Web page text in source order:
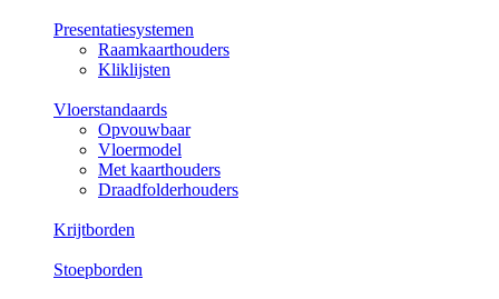
Presentatiesystemen
Raamkaarthouders
Kliklijsten
Vloerstandaards
Opvouwbaar
Vloermodel
Met kaarthouders
Draadfolderhouders
Krijtborden
Stoepborden